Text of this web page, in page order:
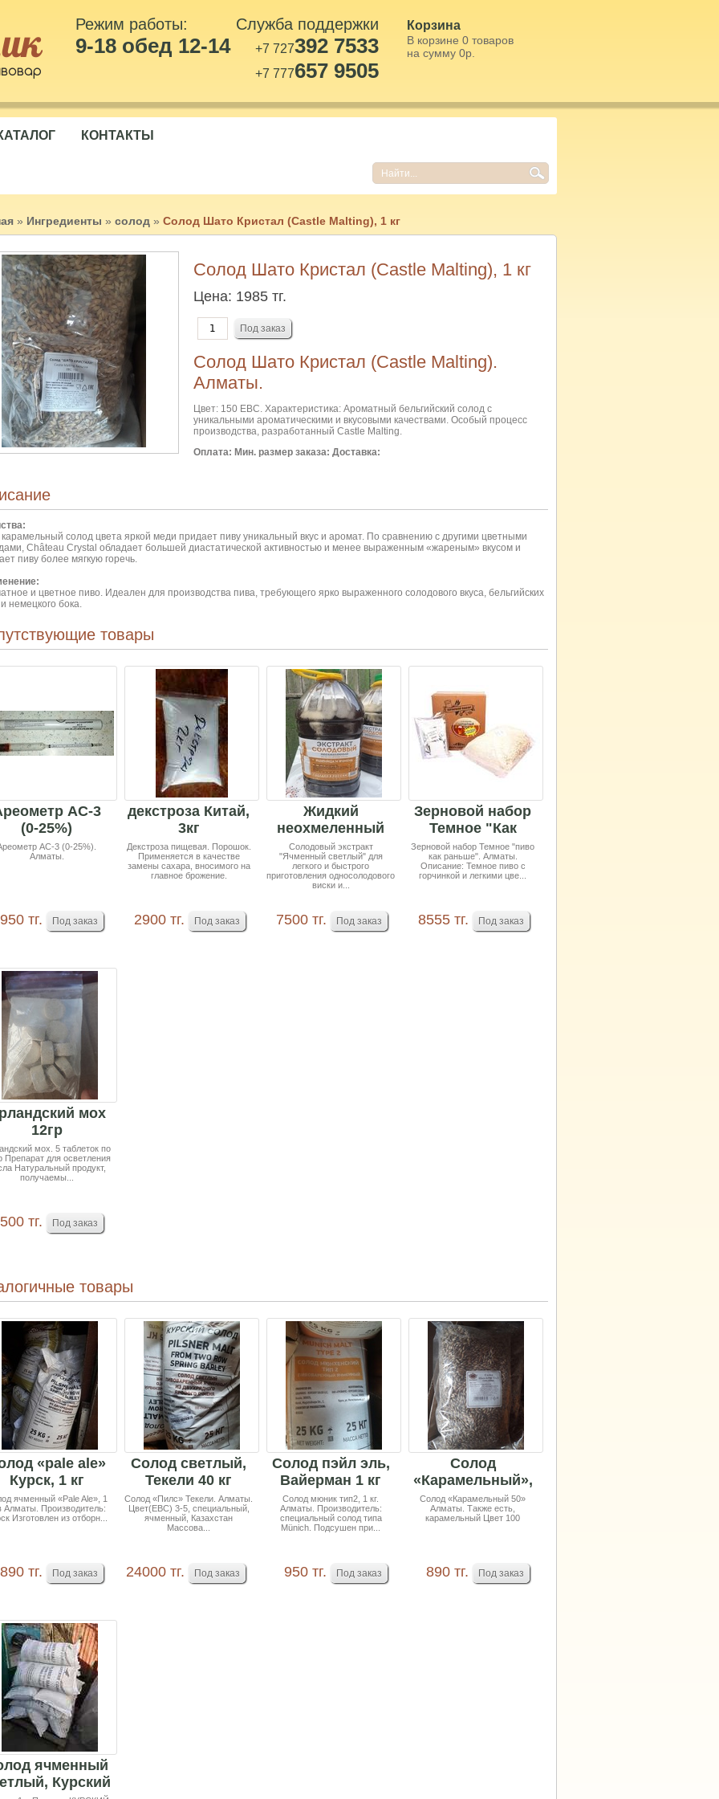
Режим работы:
9-18 обед 12-14
Корзина
В корзине 0 товаров
на сумму 0р.
Служба поддержки
+7 727392 7533
+7 777657 9505
КОНТАКТЫ
» Ингредиенты » солод » Солод Шато Кристал (Castle Malting), 1 кг
Солод Шато Кристал (Castle Malting), 1 кг
Цена: 1985 тг.
Солод Шато Кристал (Castle Malting).
Алматы.
Цвет: 150 EBC. Характеристика: Ароматный бельгийский солод c
уникальными ароматическими и вкусовыми качествами. Особый процесс
производства, разработанный Castle Malting.
Оплата: Мин. размер заказа: Доставка:
солод цвета яркой меди придает пиву уникальный вкус и аромат. По сравнению с другими цветными
Château Crystal обладает большей диастатической активностью и менее выраженным «жареным» вкусом и
пиву более мягкую горечь.
и цветное пиво. Идеален для производства пива, требующего ярко выраженного солодового вкуса, бельгийских
немецкого бока.
товары
АС-3
(0-25%)
АС-3 (0-25%).
Алматы.
тг.
декстроза Китай,
3кг
Декстроза пищевая. Порошок.
Применяется в качестве
замены сахара, вносимого на
главное брожение.
2900 тг.
Жидкий
неохмеленный
солодовый
экстракт
"Ячменны...
Солодовый экстракт
"Ячменный светлый" для
легкого и быстрого
приготовления односолодового
виски и...
7500 тг.
Зерновой набор
Темное "Как
раньше" на 25 л
пива
Зерновой набор Темное "пиво
как раньше". Алматы.
Описание: Темное пиво с
горчинкой и легкими цве...
8555 тг.
мох
12гр
мох. 5 таблеток по
Препарат для осветления
Натуральный продукт,
получаемы...
тг.
товары
«pale ale»
Курск, 1 кг
заказ...
ячменный «Pale Ale», 1
Алматы. Производитель:
Изготовлен из отборн...
890 тг.
Солод светлый,
Текели 40 кг
мешок
Солод «Пилс» Текели. Алматы.
Цвет(EBC) 3-5, специальный,
ячменный, Казахстан
Массова...
24000 тг.
Солод пэйл эль,
Вайерман 1 кг
Солод мюник тип2, 1 кг.
Алматы. Производитель:
специальный солод типа
Münich. Подсушен при...
950 тг.
Солод
«Карамельный»,
1 кг
Солод «Карамельный 50»
Алматы. Также есть,
карамельный Цвет 100
890 тг.
ячменный
Курский